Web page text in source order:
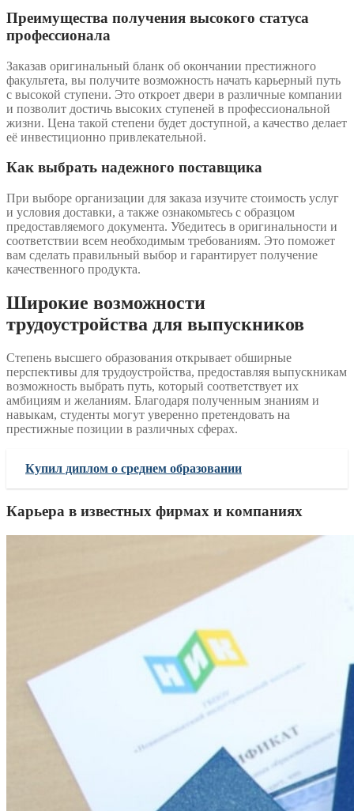
Преимущества получения высокого статуса
профессионала
Заказав оригинальный бланк об окончании престижного
факультета, вы получите возможность начать карьерный путь
с высокой ступени. Это откроет двери в различные компании
и позволит достичь высоких ступеней в профессиональной
жизни. Цена такой степени будет доступной, а качество делает
её инвестиционно привлекательной.
Как выбрать надежного поставщика
При выборе организации для заказа изучите стоимость услуг
и условия доставки, а также ознакомьтесь с образцом
предоставляемого документа. Убедитесь в оригинальности и
соответствии всем необходимым требованиям. Это поможет
вам сделать правильный выбор и гарантирует получение
качественного продукта.
Широкие возможности
трудоустройства для выпускников
Степень высшего образования открывает обширные
перспективы для трудоустройства, предоставляя выпускникам
возможность выбрать путь, который соответствует их
амбициям и желаниям. Благодаря полученным знаниям и
навыкам, студенты могут уверенно претендовать на
престижные позиции в различных сферах.
Купил диплом о среднем образовании
Карьера в известных фирмах и компаниях